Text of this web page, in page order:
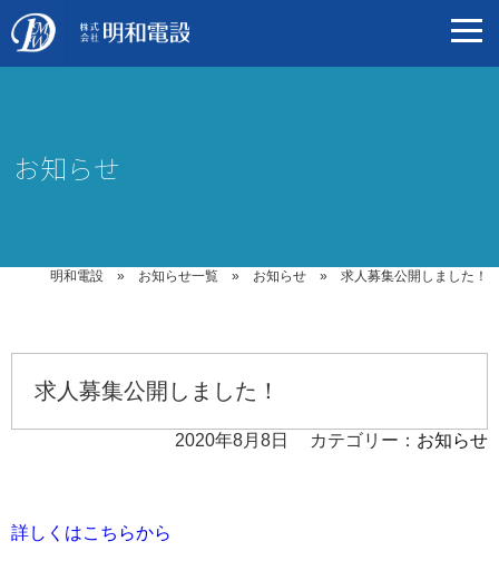
お知らせ
明和電設 » お知らせ一覧 » お知らせ » 求人募集公開しました！
求人募集公開しました！
2020年8月8日 カテゴリー： お知らせ
詳しくはこちらから